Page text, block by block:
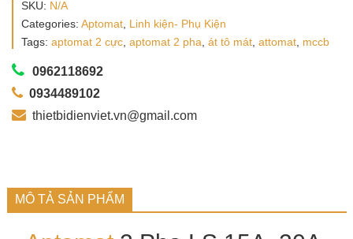
SKU: N/A
Categories: Aptomat Linh kiện- Phụ Kiện
Tags: aptomat 2 cực aptomat 2 pha át tô mát attomat mccb
0962118692
0934489102
thietbidienviet.vn@gmail.com
MÔ TẢ SẢN PHẨM